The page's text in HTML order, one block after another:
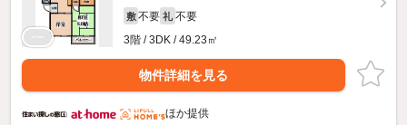
敷 不要 礼 不要
3階 / 3DK / 49.23㎡
物件詳細を見る
ほか提供